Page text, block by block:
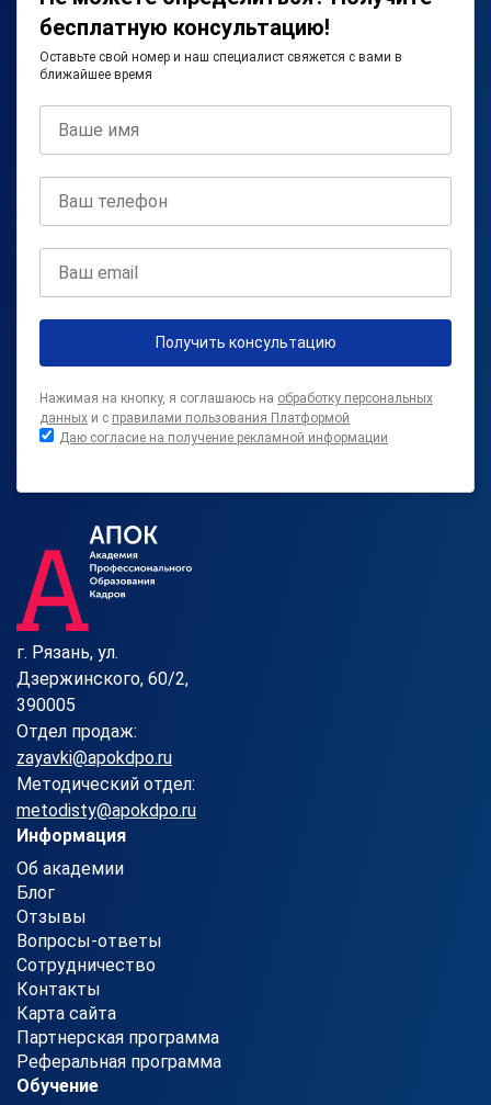
бесплатную консультацию!
Оставьте свой номер и наш специалист свяжется с вами в
ближайшее время
Получить консультацию
Нажимая на кнопку, я соглашаюсь на обработку персональных
данных и с правилами пользования Платформой
Даю согласие на получение рекламной информации
г. Рязань, ул.
Дзержинского, 60/2,
390005
Отдел продаж:
zayavki@apokdpo.ru
Методический отдел:
metodisty@apokdpo.ru
Информация
Об академии
Блог
Отзывы
Вопросы-ответы
Сотрудничество
Контакты
Карта сайта
Партнерская программа
Реферальная программа
Обучение